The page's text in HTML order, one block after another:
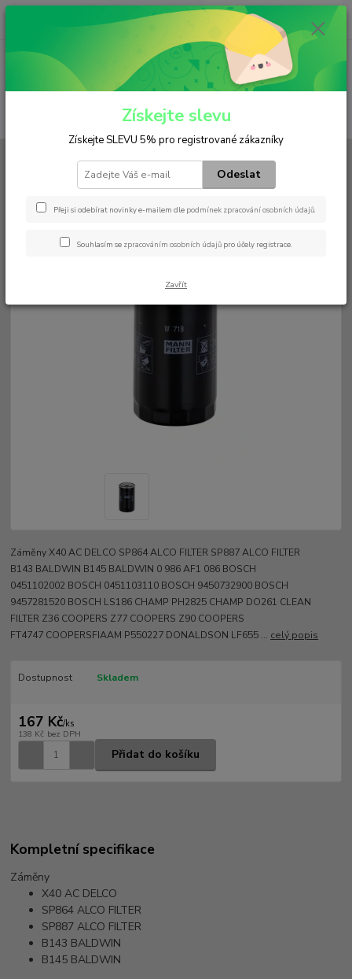
(Po-Pá, 6:30-15 hod.)
ks
0 Kč
Záměny X40 AC DELCO SP864 ALCO FILTER SP887 ALCO FILTER
B143 BALDWIN B145 BALDWIN 0 986 AF1 086 BOSCH
0451102002 BOSCH 0451103110 BOSCH 9450732900 BOSCH
9457281520 BOSCH LS186 CHAMP PH2825 CHAMP DO261 CLEAN
FILTER Z36 COOPERS Z77 COOPERS Z90 COOPERS
FT4747 COOPERSFIAAM P550227 DONALDSON LF655 ... celý popis
Dostupnost Skladem
167 Kč/ks
138 Kč bez DPH
Přidat do košíku
Kompletní specifikace
Záměny
X40 AC DELCO
SP864 ALCO FILTER
SP887 ALCO FILTER
B143 BALDWIN
B145 BALDWIN
Získejte slevu
Získejte SLEVU 5% pro registrované zákazníky
Odeslat
Přeji si odebírat novinky e-mailem dle podmínek zpracování osobních údajů.
Souhlasím se zpracováním osobních údajů pro účely registrace.
Zavřít